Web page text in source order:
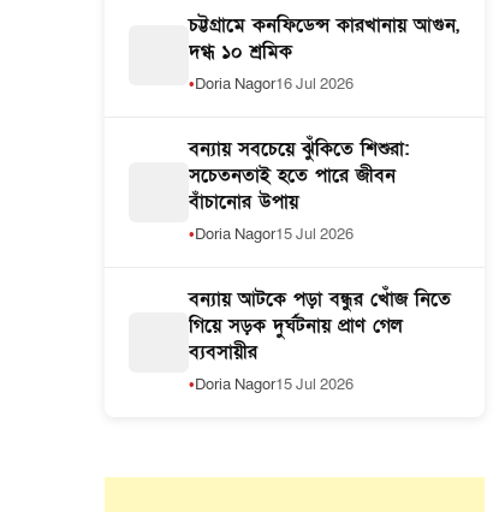
চট্টগ্রামে কনফিডেন্স কারখানায় আগুন,
দগ্ধ ১০ শ্রমিক
Doria Nagor16 Jul 2026
বন্যায় সবচেয়ে ঝুঁকিতে শিশুরা:
সচেতনতাই হতে পারে জীবন
বাঁচানোর উপায়
Doria Nagor15 Jul 2026
বন্যায় আটকে পড়া বন্ধুর খোঁজ নিতে
গিয়ে সড়ক দুর্ঘটনায় প্রাণ গেল
ব্যবসায়ীর
Doria Nagor15 Jul 2026